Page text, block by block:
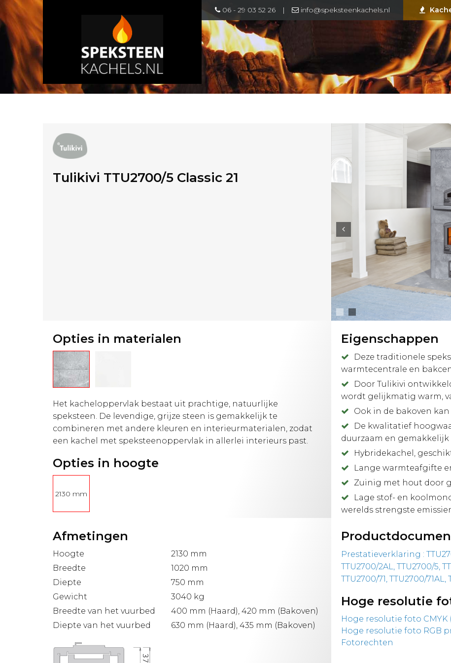
06 - 29 03 52 26 | info@speksteenkachels.nl
Tulikivi TTU2700/5 Classic 21
Opties in materialen
Het kacheloppervlak bestaat uit prachtige, natuurlijke
speksteen. De levendige, grijze steen is gemakkelijk te
combineren met andere kleuren en interieurmaterialen, zodat
een kachel met speksteenoppervlak in allerlei interieurs past.
Opties in hoogte
2130 mm
Eigenschappen
Deze traditionele
warmtecentrale en
Door Tulikivi
wordt gelijkmatig warm,
Ook in de bakoven
De kwalitatief
duurzaam en
Hybridekachel,
Lange warmteafgifte
Zuinig met hout door
Lage stof- en
werelds strengste
Afmetingen
Hoogte
2130 mm
Breedte
1020 mm
Diepte
750 mm
Gewicht
3040 kg
Breedte van het vuurbed
400 mm (Haard), 420 mm (Bakoven)
Diepte van het vuurbed
630 mm (Haard), 435 mm (Bakoven)
Prestatieverklaring :
TTU2700/2AL, TTU2700/5,
TTU2700/71, TTU2700/
Hoge resolutie
Hoge resolutie foto CMYK
Hoge resolutie foto RGB
Fotorechten